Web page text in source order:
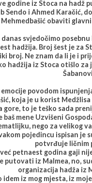
godine iz Stoca na hadž
Sendo i Ahmed Karačić,
obaviti
svjedočimo
hadžija. Broj šest je za
broj. Ne znam da li je i
hadžija iz Stoca otišlo
povodom
koja je u korist
gore, to je teško sada
mene Uzvišeni
nego za velikog
pojedincu ispisan je
potvrđuje ličnim
petnaest godina gaji
putovati iz Malmea, no,
organizacija hadža iz
idem iz mog mjesta, iz